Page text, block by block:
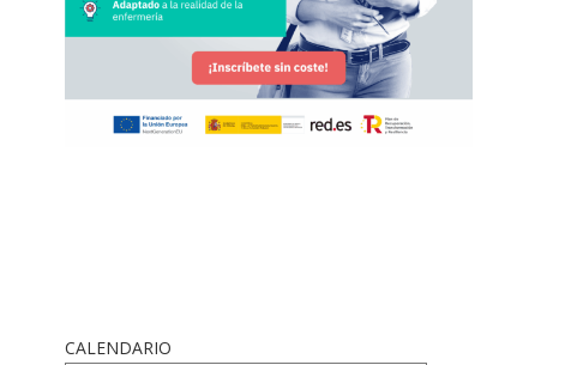
CALENDARIO